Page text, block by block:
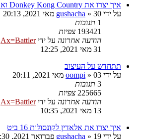
איך יצרו את Donkey Kong Country ואת Killer Instinct
על ידי
gushacha » 30 מאי 2021, 20:13
1 תגובות
193421 צפיות
הודעה אחרונה על ידיAx=Battler
31 מאי 2021, 12:25
תתחדש על העיצוב
על ידי
oompi » 03 מאי 2021, 20:11
3 תגובות
225665 צפיות
הודעה אחרונה על ידיAx=Battler
13 מאי 2021, 10:35
איך יצרו את אלאדין לקונסולות 16 ביט
על ידי
gushacha » 19 פברואר 2021, 17:30